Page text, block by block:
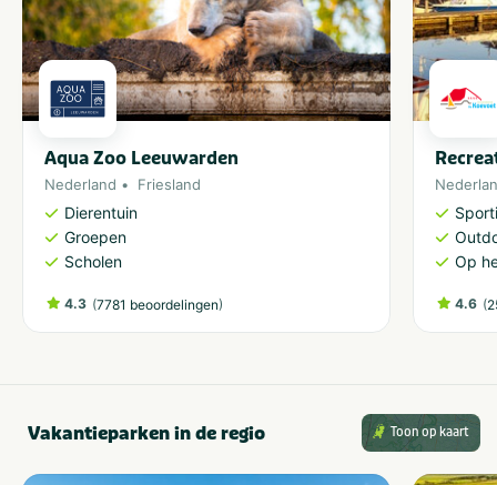
Aqua Zoo Leeuwarden
Nederland Friesland
Dierentuin
Groepen
Scholen
4.3 (7781 beoordelingen)
Op
4.6 (
Vakantieparken in de regio Toon op kaart